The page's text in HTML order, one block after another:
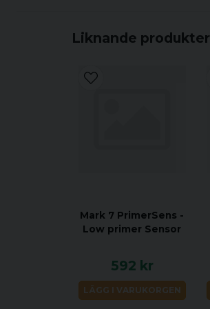
Liknande produkter
Mark 7 PrimerSens -
Low primer Sensor
592 kr
LÄGG I VARUKORGEN